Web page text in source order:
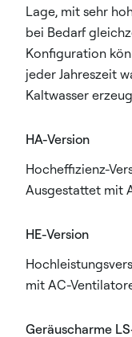
Lage, mit sehr
bei Bedarf
Konfiguration
jeder Jahreszeit
Kaltwasser
HA-Version
Hocheffizienz-
Ausgestattet mit
HE-Version
mit AC-
Geräuscharme